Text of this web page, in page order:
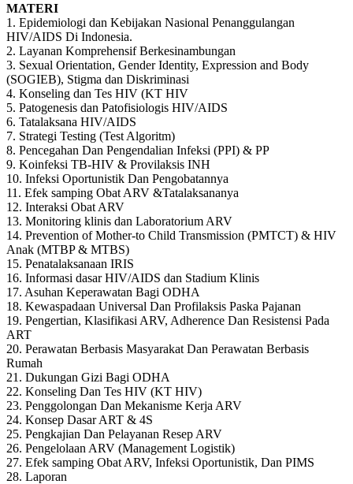
MATERI
1. Epidemiologi dan Kebijakan Nasional Penanggulangan
HIV/AIDS Di Indonesia.
2. Layanan Komprehensif Berkesinambungan
3. Sexual Orientation, Gender Identity, Expression and Body
(SOGIEB), Stigma dan Diskriminasi
4. Konseling dan Tes HIV (KT HIV
5. Patogenesis dan Patofisiologis HIV/AIDS
6. Tatalaksana HIV/AIDS
7. Strategi Testing (Test Algoritm)
8. Pencegahan Dan Pengendalian Infeksi (PPI) & PP
9. Koinfeksi TB-HIV & Provilaksis INH
10. Infeksi Oportunistik Dan Pengobatannya
11. Efek samping Obat ARV &Tatalaksananya
12. Interaksi Obat ARV
13. Monitoring klinis dan Laboratorium ARV
14. Prevention of Mother-to Child Transmission (PMTCT) & HIV
Anak (MTBP & MTBS)
15. Penatalaksanaan IRIS
16. Informasi dasar HIV/AIDS dan Stadium Klinis
17. Asuhan Keperawatan Bagi ODHA
18. Kewaspadaan Universal Dan Profilaksis Paska Pajanan
19. Pengertian, Klasifikasi ARV, Adherence Dan Resistensi Pada
ART
20. Perawatan Berbasis Masyarakat Dan Perawatan Berbasis
Rumah
21. Dukungan Gizi Bagi ODHA
22. Konseling Dan Tes HIV (KT HIV)
23. Penggolongan Dan Mekanisme Kerja ARV
24. Konsep Dasar ART & 4S
25. Pengkajian Dan Pelayanan Resep ARV
26. Pengelolaan ARV (Management Logistik)
27. Efek samping Obat ARV, Infeksi Oportunistik, Dan PIMS
28. Laporan